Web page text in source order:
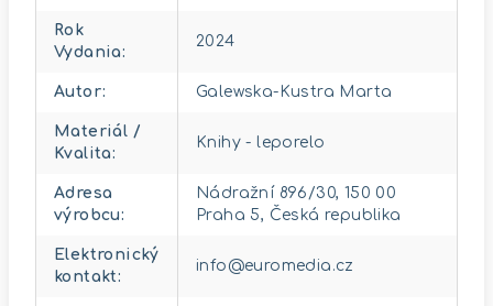
Rok
Vydania:
2024
Autor: Galewska-Kustra Marta
Materiál /
Kvalita:
Knihy - leporelo
Adresa
výrobcu:
Nádražní 896/30, 150 00
Praha 5, Česká republika
Elektronický
kontakt:
info@euromedia.cz